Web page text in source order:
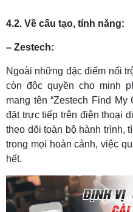
4.2. Về cấu tạo, tính năng:
– Zestech:
Ngoài những đặc điểm nổi
còn độc quyền cho minh
mang tên “Zestech Find
đặt trực tiếp trên điện thoại
theo dõi toàn bộ hành trình,
trong mọi hoàn cảnh, việc
hết.